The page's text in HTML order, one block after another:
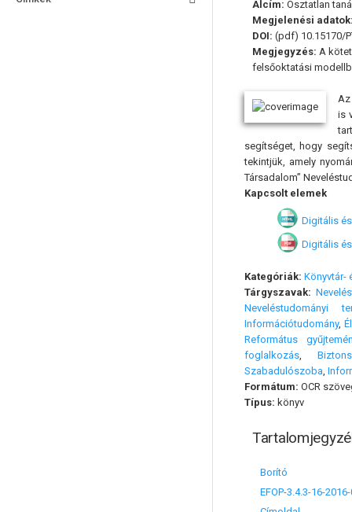
Alcím: Osztatlan
Megjelenési adatok:
DOI: (pdf) 10.15170/
Megjegyzés: A
felsőoktatási
is
segítséget, hogy
tekintjük, amely
Társadalom”
Kapcsolt elemek
Digitális
Digitális
Kategóriák: Könyvtár-
Tárgyszavak:
Neveléstudományi
Információtudomány,
Református
foglalkozás ,
Szabadulószoba
Formátum: OCR
Típus: könyv
Borító
EFOP-3.4.3-16-